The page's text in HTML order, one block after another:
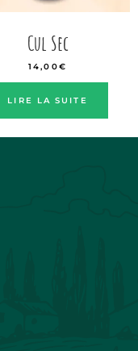
Cul Sec
14,00€
LIRE LA SUITE